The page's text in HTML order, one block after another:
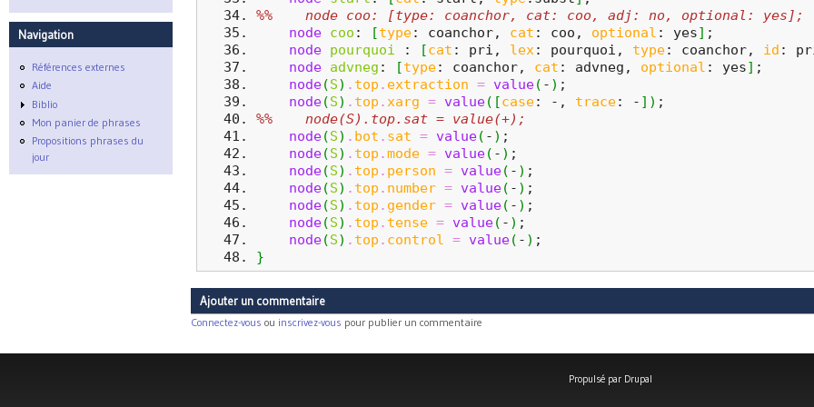
%%    node coo: [type: coanchor, cat: coo, adj: no, optional: yes];
node
coo : [type: coanchor, cat : coo, optional : yes] ;
node
pourquoi : [cat : pri, lex : pourquoi, type: coanchor, id :
node
advneg : [type: coanchor, cat : advneg, optional : yes] ;
node(S) . top . extraction = value( - ) ;
node(S) . top . xarg = value( [case: -, trace: - ] ) ;
%%    node(S).top.sat = value(+);
node(S) . bot . sat = value( - ) ;
node(S) . top .mode = value( - ) ;
node(S) . top . person = value( - ) ;
node(S) . top . number = value( - ) ;
node(S) . top . gender = value( - ) ;
node(S) . top . tense = value( - ) ;
node(S) . top . control = value( - ) ;
}
Ajouter un commentaire
Connectez-vous ou inscrivez-vous pour publier un commentaire
Navigation
Références externes
Aide
Biblio
Mon panier de phrases
Propositions phrases du
jour
Propulsé par Drupal